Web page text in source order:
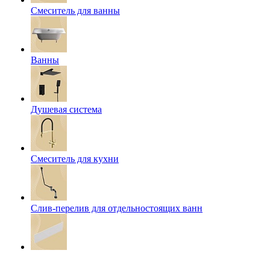
Смеситель для ванны
Ванны
Душевая система
Смеситель для кухни
Слив-перелив для отдельностоящих ванн